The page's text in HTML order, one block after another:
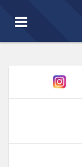
Toggle
navigation